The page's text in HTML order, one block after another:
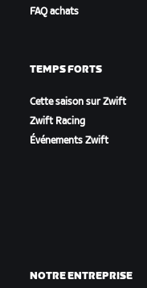
FAQ achats
TEMPS FORTS
Cette saison sur Zwift
Zwift Racing
Événements Zwift
NOTRE ENTREPRISE